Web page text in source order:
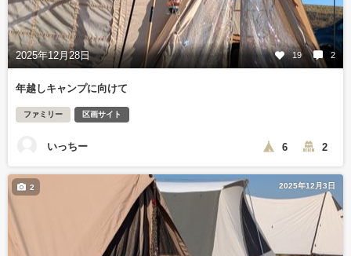
2025年12月28日 19 2
年越しキャンプに向けて
ファミリー 区画サイト
いっちー 6 2
2025年12月3日
2